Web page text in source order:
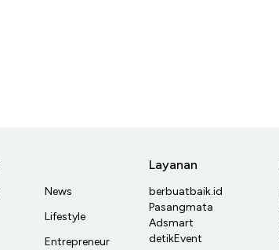
News
Lifestyle
Entrepreneur
Layanan
berbuatbaik.id
Pasangmata
Adsmart
detikEvent